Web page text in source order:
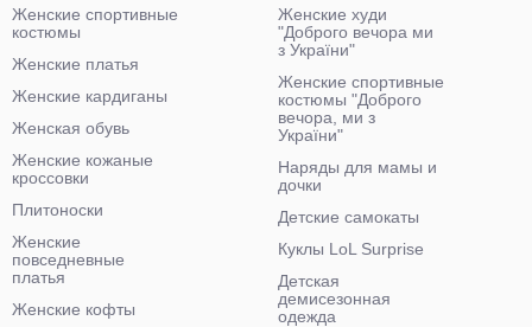
Женские спортивные
костюмы
Женские платья
Женские кардиганы
Женская обувь
Женские кожаные
кроссовки
Плитоноски
Женские
повседневные
платья
Женские кофты
Женские худи
"Доброго вечора ми
з України"
Женские спортивные
костюмы "Доброго
вечора, ми з
України"
Наряды для мамы и
дочки
Детские самокаты
Куклы LoL Surprise
Детская
демисезонная
одежда